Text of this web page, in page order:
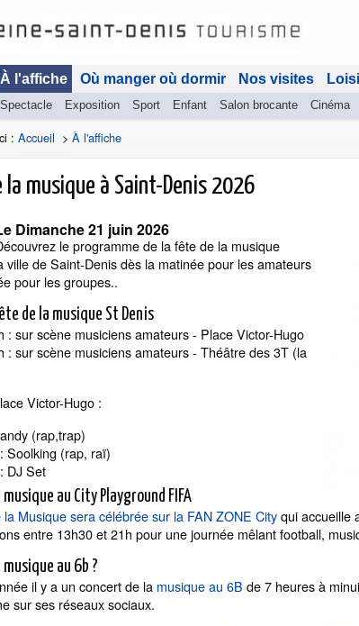
À l'affiche
Spectacle Exposition Sport Enfant Salon brocante Cinéma
Où manger où dormir Nos visites
: Accueil > À l'affiche
la musique à Saint-Denis 2026
Dimanche 21 juin 2026
le programme de la fête de la musique
ville de Saint-Denis dès la matinée pour les amateurs
pour les groupes..
de la musique St Denis
: sur scène musiciens amateurs - Place Victor-Hugo
: sur scène musiciens amateurs - Théâtre des 3T (la
Victor-Hugo :
(rap,trap)
Soolking (rap, raï)
DJ Set
musique au City Playground FIFA
la Musique sera célébrée sur la FAN ZONE Cityqui accueille
entre 13h30 et 21h pour une journée mêlant football,
musique au 6b ?
il y a un concert de la musique au 6B de 7 heures à
sur ses réseaux sociaux.